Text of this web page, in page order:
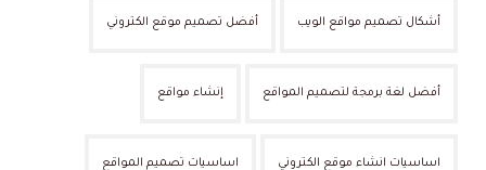
أشكال تصميم مواقع الويب أفضل تصميم موقع الكتروني
أفضل لغة برمجة لتصميم المواقع إنشاء مواقع
اساسيات انشاء موقع الكتروني اساسيات تصميم المواقع